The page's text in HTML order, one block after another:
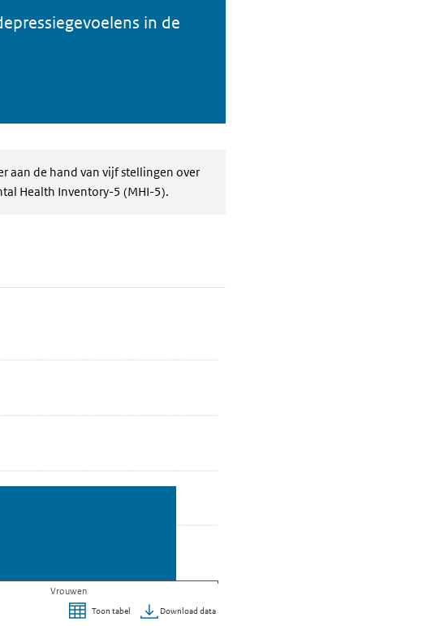
in de
aan de hand van vijf stellingen over
Health Inventory-5 (MHI-5).
ga naar de datatabel
weken
Vrouwen
Toon tabel Download data